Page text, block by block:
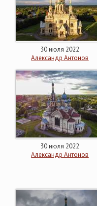
30 июля 2022
Александр Антонов
30 июля 2022
Александр Антонов